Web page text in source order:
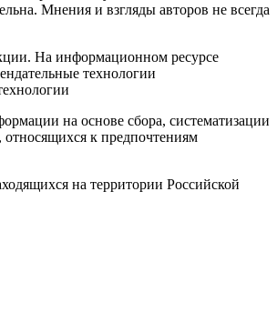
Мнения и взгляды авторов не всегда
На информационном ресурсе
технологии
на основе сбора, систематизации
относящихся к предпочтениям
на территории Российской